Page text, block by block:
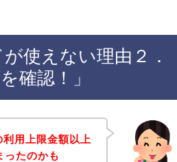
使えない理由２．
確認！」
用上限金額以上
ったのかも